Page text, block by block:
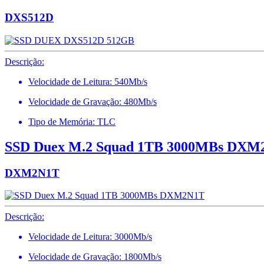
DXS512D
Descrição:
Velocidade de Leitura: 540Mb/s
Velocidade de Gravação: 480Mb/s
Tipo de Memória: TLC
SSD Duex M.2 Squad 1TB 3000MBs
DXM2N1T
Descrição:
Velocidade de Leitura: 3000Mb/s
Velocidade de Gravação: 1800Mb/s